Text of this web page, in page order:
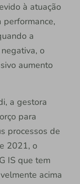
à atuação
a
o
aumento
a gestora
para
processos de
2021, o
IS que tem
acima